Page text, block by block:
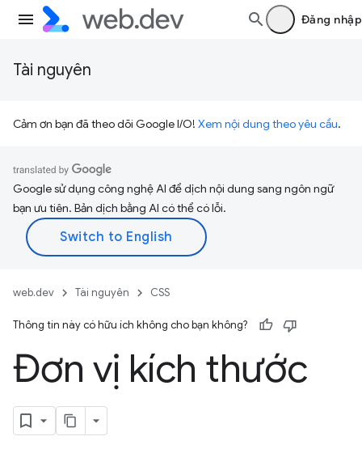
Đăng nhập
Tài nguyên
Cảm ơn bạn đã theo dõi Google I/O! Xem nội dung theo yêu cầu.
Google sử dụng công nghệ AI để dịch nội dung sang ngôn ngữ
bạn ưu tiên. Bản dịch bằng AI có thể có lỗi.
web.dev Tài nguyên CSS
Thông tin này có hữu ích không cho bạn không?
Đơn vị kích thước